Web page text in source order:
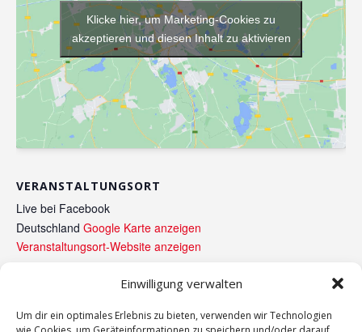
Einwilligung verwalten
Um dir ein optimales Erlebnis zu bieten, verwenden wir Technologien
VERANSTALTUNGSORT
Live bei Facebook
Deutschland Google Karte anzeigen
Veranstaltungsort-Website anzeigen
Klicke hier, um Marketing-Cookies zu
akzeptieren und diesen Inhalt zu aktivieren
Köln, wir müssen reden! – Livestream Vorstandssitzung Juni 2021